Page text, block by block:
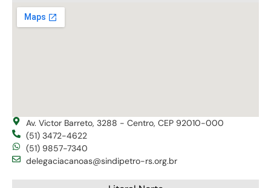
Av. Victor Barreto, 3288 - Centro, CEP 92010-000
(51) 3472-4622
(51) 9857-7340
delegaciacanoas@sindipetro-rs.org.br